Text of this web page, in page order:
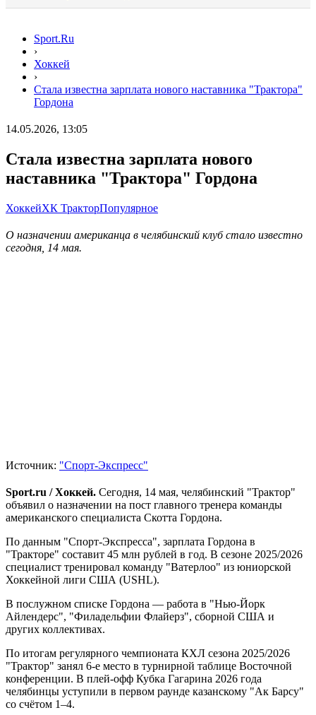
Sport.Ru
›
Хоккей
›
Стала известна зарплата нового наставника "Трактора"
Гордона
14.05.2026, 13:05
Стала известна зарплата нового
наставника "Трактора" Гордона
ХоккейХК ТракторПопулярное
О назначении американца в челябинский клуб стало известно
сегодня, 14 мая.
Источник: "Спорт-Экспресс"
Sport.ru / Хоккей. Сегодня, 14 мая, челябинский "Трактор"
объявил о назначении на пост главного тренера команды
американского специалиста Скотта Гордона.
По данным "Спорт-Экспресса", зарплата Гордона в
"Тракторе" составит 45 млн рублей в год. В сезоне 2025/2026
специалист тренировал команду "Ватерлоо" из юниорской
Хоккейной лиги США (USHL).
В послужном списке Гордона — работа в "Нью-Йорк
Айлендерс", "Филадельфии Флайерз", сборной США и
других коллективах.
По итогам регулярного чемпионата КХЛ сезона 2025/2026
"Трактор" занял 6-е место в турнирной таблице Восточной
конференции. В плей-офф Кубка Гагарина 2026 года
челябинцы уступили в первом раунде казанскому "Ак Барсу"
со счётом 1–4.